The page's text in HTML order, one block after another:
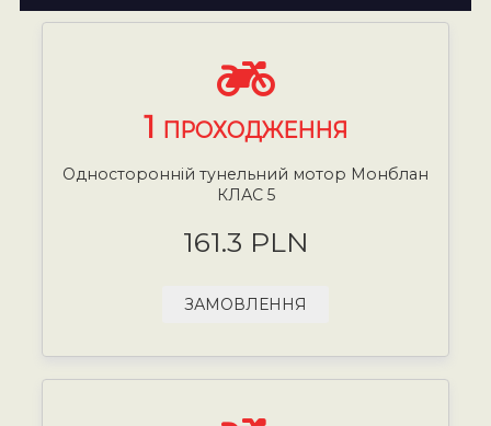
1 ПРОХОДЖЕННЯ
Односторонній тунельний мотор Монблан
КЛАС 5
161.3 PLN
ЗАМОВЛЕННЯ